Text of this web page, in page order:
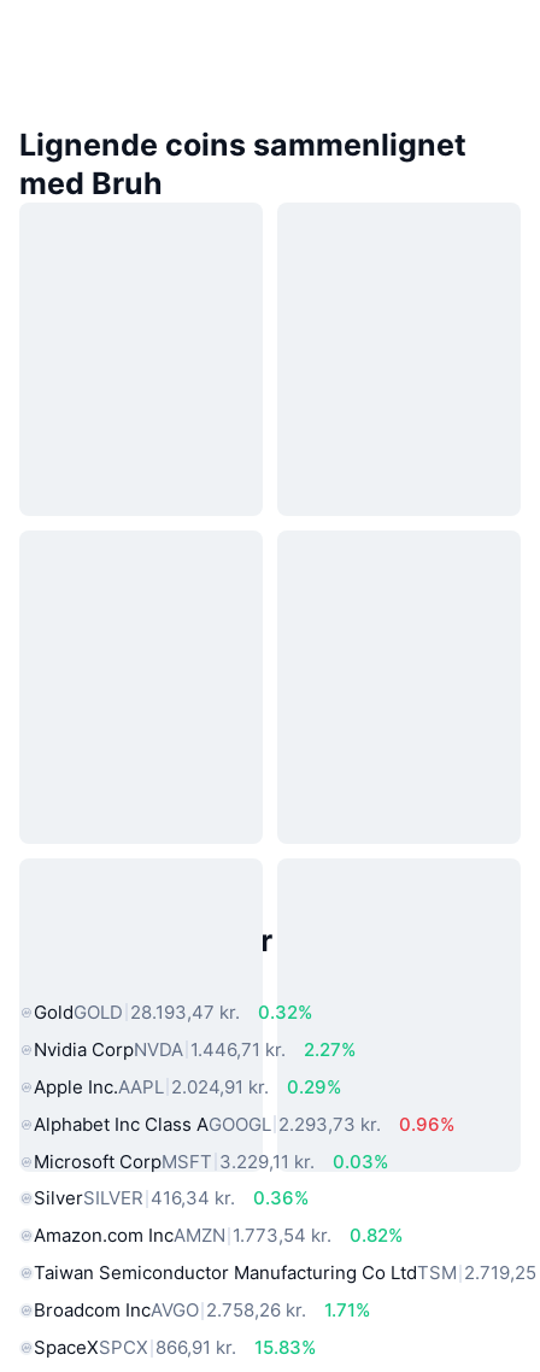
Lignende coins sammenlignet
med Bruh
Populære aktiver fra den virkelige
GoldGOLD 28.193,47 kr.
0.32%
Nvidia CorpNVDA 1.446,71 kr.
2.27%
Apple Inc.AAPL 2.024,91 kr.
0.29%
Alphabet Inc Class AGOOGL 2.293,73 kr.
0.96%
Microsoft CorpMSFT 3.229,11 kr.
0.03%
SilverSILVER 416,34 kr.
0.36%
Amazon.com IncAMZN 1.773,54 kr.
0.82%
Taiwan Semiconductor Manufacturing Co LtdTSM
Broadcom IncAVGO 2.758,26 kr.
1.71%
SpaceXSPCX 866,91 kr.
15.83%